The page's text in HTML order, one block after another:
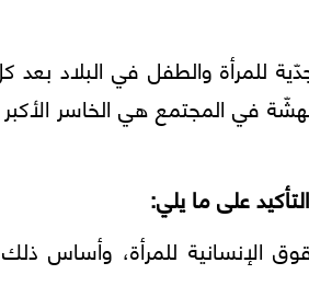
للمرأة والطفل في البلاد بعد
إذ إنّ الشرائح الهشّة في المجتمع هي
على ما يلي:
الإنسانية للمرأة، وأساس